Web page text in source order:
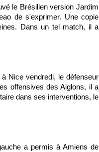
le Brésilien version Jardim
de s'exprimer. Une copie
Dans un tel match, il a
Nice vendredi, le défenseur
offensives des Aiglons, il a
dans ses interventions, le
a permis à Amiens de